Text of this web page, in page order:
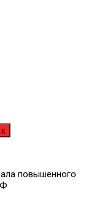
повышенного